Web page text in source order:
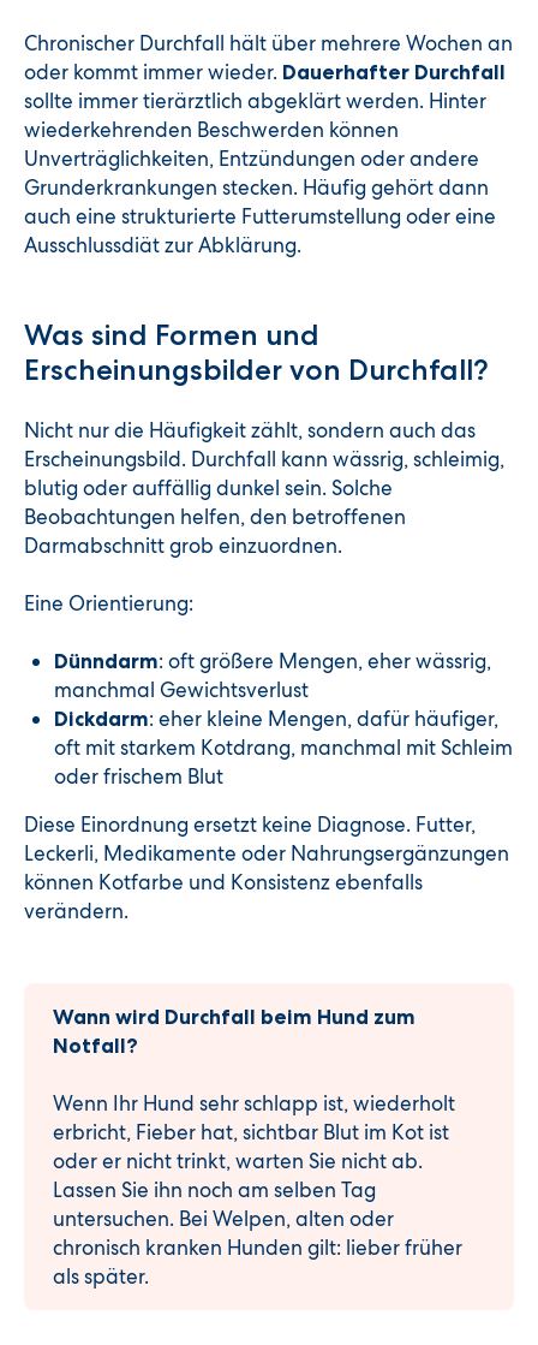
Chronischer Durchfall hält über mehrere Wochen an
oder kommt immer wieder. Dauerhafter Durchfall
sollte immer tierärztlich abgeklärt werden. Hinter
wiederkehrenden Beschwerden können
Unverträglichkeiten, Entzündungen oder andere
Grunderkrankungen stecken. Häufig gehört dann
auch eine strukturierte Futterumstellung oder eine
Ausschlussdiät zur Abklärung.
Was sind Formen und
Erscheinungsbilder von Durchfall?
Nicht nur die Häufigkeit zählt, sondern auch das
Erscheinungsbild. Durchfall kann wässrig, schleimig,
blutig oder auffällig dunkel sein. Solche
Beobachtungen helfen, den betroffenen
Darmabschnitt grob einzuordnen.
Eine Orientierung:
Dünndarm: oft größere Mengen, eher wässrig,
manchmal Gewichtsverlust
Dickdarm: eher kleine Mengen, dafür häufiger,
oft mit starkem Kotdrang, manchmal mit Schleim
oder frischem Blut
Diese Einordnung ersetzt keine Diagnose. Futter,
Leckerli, Medikamente oder Nahrungsergänzungen
können Kotfarbe und Konsistenz ebenfalls
verändern.
Wann wird Durchfall beim Hund zum
Notfall?
Wenn Ihr Hund sehr schlapp ist, wiederholt
erbricht, Fieber hat, sichtbar Blut im Kot ist
oder er nicht trinkt, warten Sie nicht ab.
Lassen Sie ihn noch am selben Tag
untersuchen. Bei Welpen, alten oder
chronisch kranken Hunden gilt: lieber früher
als später.